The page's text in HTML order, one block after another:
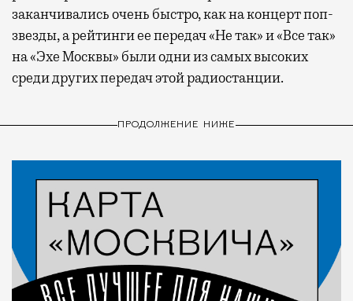
заканчивались очень быстро, как на концерт поп-
звезды, а рейтинги ее передач «Не так» и «Все так»
на «Эхе Москвы» были одни из самых высоких
среди других передач этой радиостанции.
ПРОДОЛЖЕНИЕ НИЖЕ